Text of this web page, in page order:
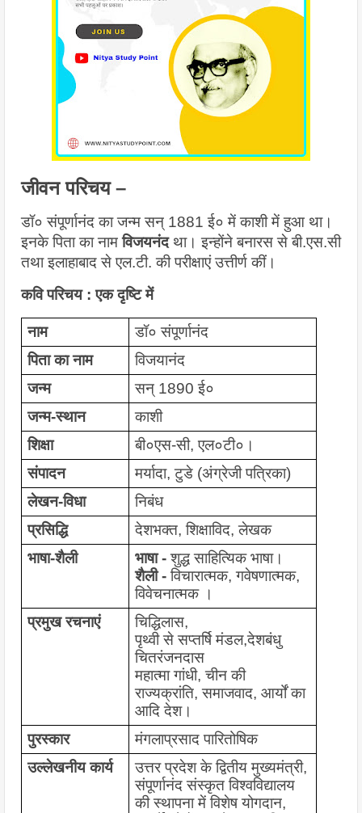
जीवन परिचय –
डॉ० संपूर्णानंद का जन्म सन् 1881 ई० में काशी में हुआ था।
इनके पिता का नाम विजयनंद था। इन्होंने बनारस से बी.एस.सी
तथा इलाहाबाद से एल.टी. की परीक्षाएं उत्तीर्ण कीं।
कवि परिचय : एक दृष्टि में
नाम
डॉ० संपूर्णानंद
पिता का नाम
विजयानंद
जन्म
सन् 1890 ई०
जन्म-स्थान
काशी
शिक्षा
बी०एस-सी, एल०टी०।
संपादन
मर्यादा, टुडे (अंग्रेजी पत्रिका)
लेखन-विधा
निबंध
प्रसिद्धि
देशभक्त, शिक्षाविद, लेखक
भाषा-शैली
भाषा - शुद्ध साहित्यिक भाषा।
शैली - विचारात्मक, गवेषणात्मक,
विवेचनात्मक ।
प्रमुख रचनाएं
चिद्धिलास,
पृथ्वी से सप्तर्षि मंडल,‌देशबंधु
चितरंजनदास
महात्मा गांधी, चीन की
राज्यक्रांति, समाजवाद, आर्यों का
आदि देश।
पुरस्कार
मंगलाप्रसाद पारितोषिक
उल्लेखनीय कार्य
उत्तर प्रदेश के द्वितीय मुख्यमंत्री,
संपूर्णानंद संस्कृत विश्वविद्यालय
की स्थापना में विशेष योगदान,